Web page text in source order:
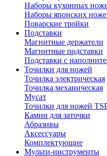
Наборы кухонных
Наборы японских
Поварские тройки
Подставки
Магнитные держатели
Магнитные подставки
Подставки с
Точилки для ножей
Точилка электрическая
Точилка механическая
Мусат
Точилки для ножей
Камни для заточки
Абразивы
Аксессуары
Комплектующие
Мульти-инструменты